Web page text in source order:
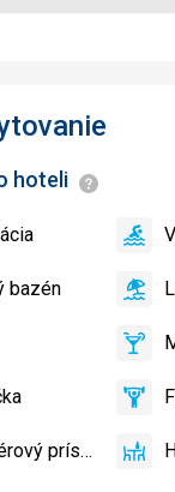
hoteli
áno
bazén
áno
áno
áno
Bezbariérový prístup
áno